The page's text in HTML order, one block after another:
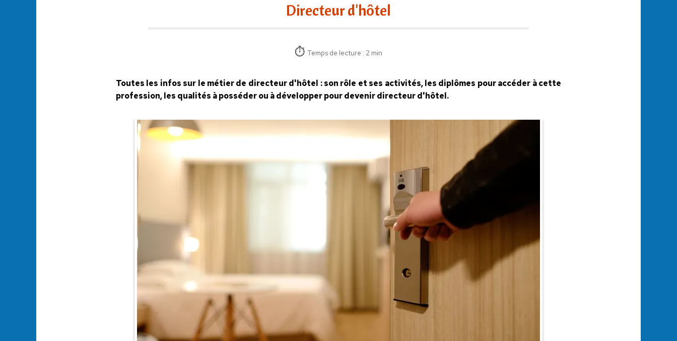
Directeur d'hôtel
Temps de lecture : 2 min
Toutes les infos sur le métier de directeur d'hôtel : son rôle et ses activités, les diplômes pour accéder à cette
profession, les qualités à posséder ou à développer pour devenir directeur d'hôtel.